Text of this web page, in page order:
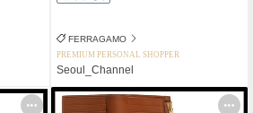
FERRAGAMO
PREMIUM PERSONAL SHOPPER
Seoul_Channel